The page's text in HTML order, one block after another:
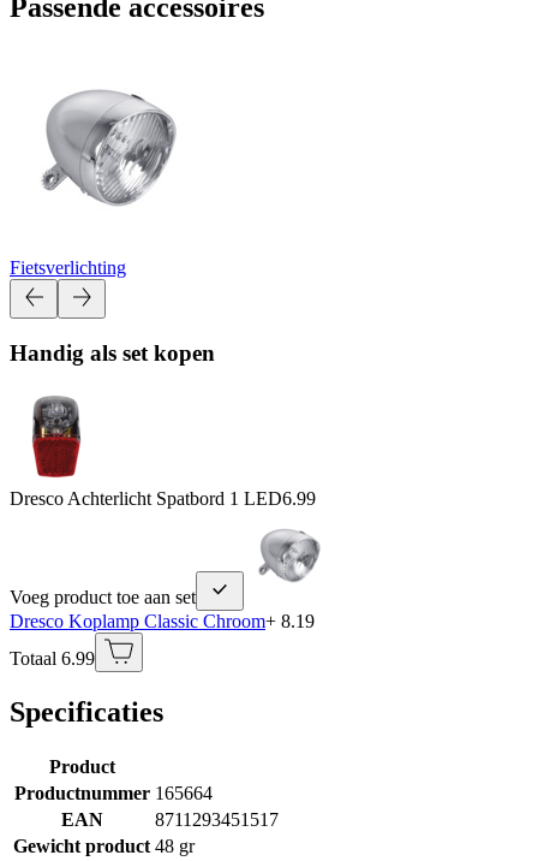
Passende accessoires
Fietsverlichting
Handig als set kopen
Dresco Achterlicht Spatbord 1 LED6.99
Voeg product toe aan set
Dresco Koplamp Classic Chroom+ 8.19
Totaal 6.99
Specificaties
Product
Productnummer 165664
EAN
8711293451517
Gewicht product 48 gr